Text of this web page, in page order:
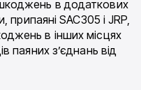
в додаткових
припаяні SAC305 і JRP,
в інших місцях
паяних з’єднань від